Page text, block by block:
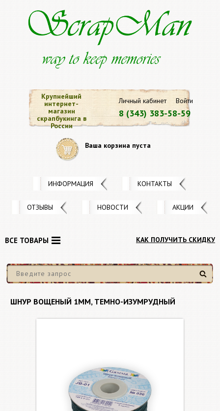
Личный кабинет Войти
8 (343) 383-58-59
Крупнейший
интернет-
магазин
скрапбукинга в
России
Ваша корзина пуста
ИНФОРМАЦИЯ КОНТАКТЫ
ОТЗЫВЫ НОВОСТИ АКЦИИ
КАК ПОЛУЧИТЬ СКИДКУ
Найти
ВСЕ ТОВАРЫ
ШНУР ВОЩЕНЫЙ 1ММ, ТЕМНО-ИЗУМРУДНЫЙ